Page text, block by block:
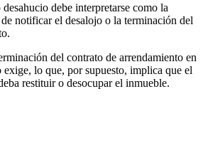
debe interpretarse como la
notificar el desalojo o la terminación del
del contrato de arrendamiento en
exige, lo que, por supuesto, implica que el
restituir o desocupar el inmueble.